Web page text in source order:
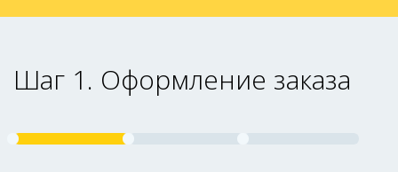
Шаг 1. Оформление заказа